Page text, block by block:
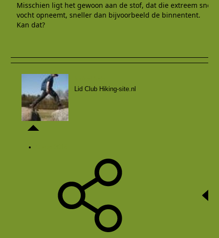
Misschien ligt het gewoon aan de stof, dat die extreem snel
vocht opneemt, sneller dan bijvoorbeeld de binnentent.
Kan dat?
Lid Club Hiking-site.nl